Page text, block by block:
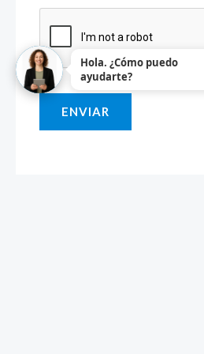
o
o
M
ENVIAR
Hola. ¿Cómo puedo
ayudarte?